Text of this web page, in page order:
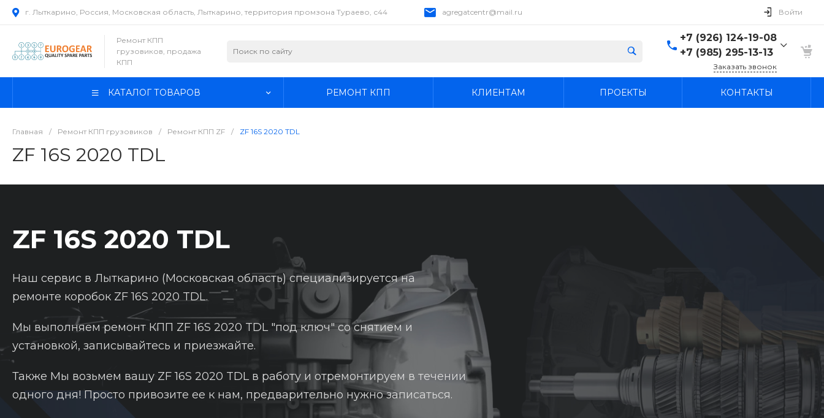
г. Лыткарино, Россия, Московская область, Лыткарино, территория промзона Тураево, с44 agregatcentr@mail.ru Войти
Ремонт КПП
грузовиков, продажа
КПП
+7 (926) 124-19-08
+7 (985) 295-13-13
+7 (926) 124-19-08
Заказать звонок
КАТАЛОГ ТОВАРОВ РЕМОНТ КПП КЛИЕНТАМ ПРОЕКТЫ КОНТАКТЫ
Главная / Ремонт КПП грузовиков / Ремонт КПП ZF / ZF 16S 2020 TDL
ZF 16S 2020 TDL
ZF 16S 2020 TDL
Наш сервис в Лыткарино (Московская область) специализируется на
ремонте коробок ZF 16S 2020 TDL.
Мы выполняем ремонт КПП ZF 16S 2020 TDL "под ключ" со снятием и
установкой, записывайтесь и приезжайте.
Также Мы возьмем вашу ZF 16S 2020 TDL в работу и отремонтируем в течении
одного дня! Просто привозите ее к нам, предварительно нужно записаться.